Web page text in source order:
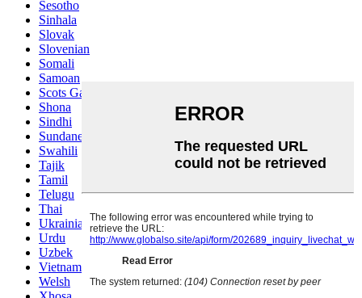
Sesotho
Sinhala
Slovak
Slovenian
Somali
Samoan
Scots Gaelic
Shona
Sindhi
Sundanese
Swahili
Tajik
Tamil
Telugu
Thai
Ukrainian
Urdu
Uzbek
Vietnamese
Welsh